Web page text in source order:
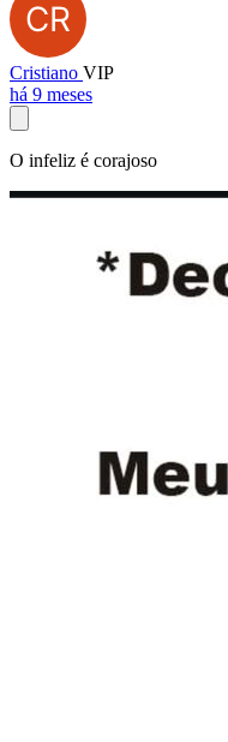
Cristiano VIP
há 9 meses
O infeliz é corajoso